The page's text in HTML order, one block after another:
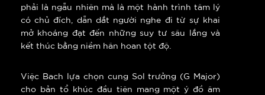
phải là ngẫu nhiên mà là một hành trình tâm lý
có chủ đích, dẫn dắt người nghe đi từ sự khai
mở khoáng đạt đến những suy tư sâu lắng và
kết thúc bằng niềm hân hoan tột độ.
Việc Bach lựa chọn cung Sol trưởng (G Major)
cho bản tổ khúc đầu tiên mang một ý đồ âm